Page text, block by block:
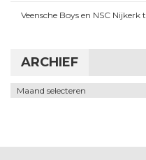
Veensche Boys en NSC
ARCHIEF
Archief